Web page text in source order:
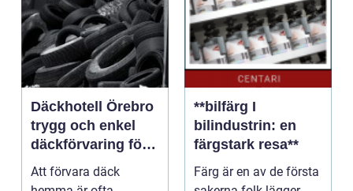
Däckhotell Örebro
trygg och enkel
däckförvaring för
säkrare körning
Att förvara däck
**bilfärg I
bilindustrin: en
färgstark resa**
Färg är en av de första